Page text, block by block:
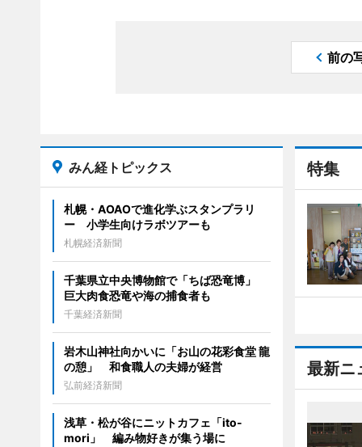
前の
特集
最新ニ
みん経トピックス
札幌・AOAOで進化学ぶスタンプラリ
ー 小学生向けラボツアーも
札幌経済新聞
千葉県立中央博物館で「ちば恐竜博」
巨大肉食恐竜や海の捕食者も
千葉経済新聞
岩木山神社向かいに「お山の花彩食堂 龍
の憩」 和食職人の夫婦が経営
弘前経済新聞
浅草・松が谷にニットカフェ「ito-
mori」 編み物好きが集う場に